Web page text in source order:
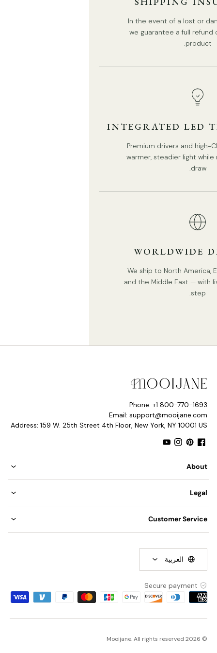
سقف مائل متوافق وقابل للتكيف <30°
نوفر سلكًا بطول 150 سم
In the event of a lost or
we guarantee a full
product.
INTEGRATED LED
Premium drivers and high-
warmer, steadier light
draw.
WORLDWIDE
We ship to North America,
and the Middle East — with
step.
Phone: +1 800-770-1693
Email: support@mooijane.com
Address: 159 W. 25th Street 4th Floor, New York, NY 10001 US
About
Legal
Customer Service
العربية
Secure payment
Payment
© 2026 Mooijane. All rights reserved